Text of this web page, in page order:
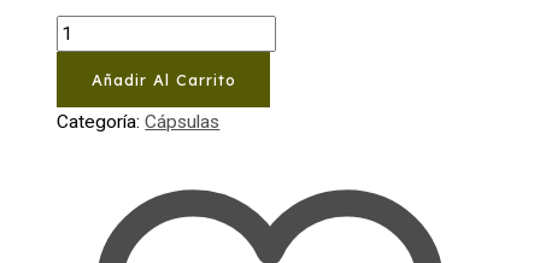
Moringa
100%
c/120cap
cantidad
Añadir Al Carrito
Categoría:Cápsulas